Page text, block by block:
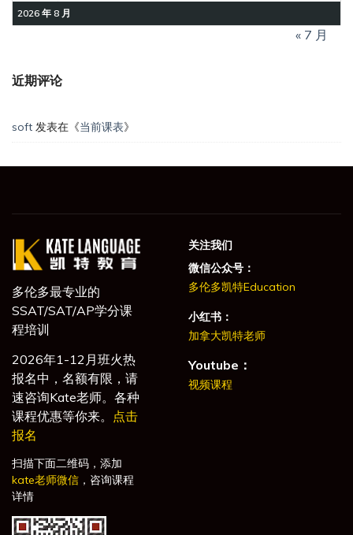
2026 年 8 月
« 7 月
近期评论
soft 发表在《当前课表》
多伦多最专业的
SSAT/SAT/AP学分课
程培训
2026年1-12月班火热
报名中，名额有限，请
速咨询Kate老师。各种
课程优惠等你来。 点击
报名
扫描下面二维码，添加
kate老师微信 ，咨询课程
详情
关注我们
微信公众号：
多伦多凯特Education
小红书：
加拿大凯特老师
Youtube：
视频课程